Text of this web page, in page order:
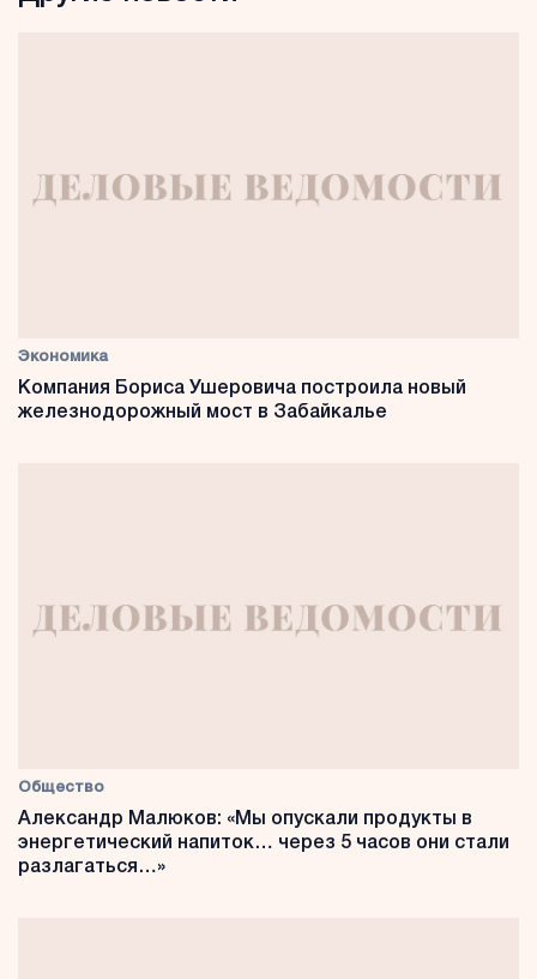
Экономика
Компания Бориса Ушеровича построила новый
железнодорожный мост в Забайкалье
Общество
Александр Малюков: «Мы опускали продукты в
энергетический напиток… через 5 часов они стали
разлагаться…»